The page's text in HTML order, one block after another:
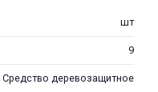
шт
9
Средство деревозащитное